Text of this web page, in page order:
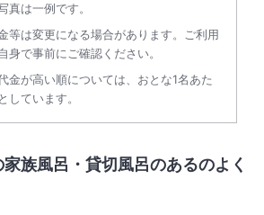
真は一例です。
等は変更になる場合があります。ご利用
身で事前にご確認ください。
金が高い順については、おとな1名あた
しています。
族風呂・貸切風呂のあるのよく